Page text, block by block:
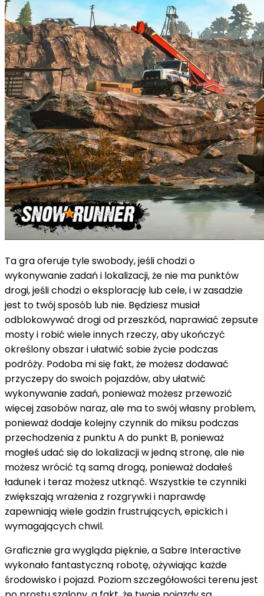
Ta gra oferuje tyle swobody, jeśli chodzi o
wykonywanie zadań i lokalizacji, że nie ma punktów
drogi, jeśli chodzi o eksplorację lub cele, i w zasadzie
jest to twój sposób lub nie. Będziesz musiał
odblokowywać drogi od przeszkód, naprawiać zepsute
mosty i robić wiele innych rzeczy, aby ukończyć
określony obszar i ułatwić sobie życie podczas
podróży. Podoba mi się fakt, że możesz dodawać
przyczepy do swoich pojazdów, aby ułatwić
wykonywanie zadań, ponieważ możesz przewozić
więcej zasobów naraz, ale ma to swój własny problem,
ponieważ dodaje kolejny czynnik do miksu podczas
przechodzenia z punktu A do punkt B, ponieważ
mogłeś udać się do lokalizacji w jedną stronę, ale nie
możesz wrócić tą samą drogą, ponieważ dodałeś
ładunek i teraz możesz utknąć. Wszystkie te czynniki
zwiększają wrażenia z rozgrywki i naprawdę
zapewniają wiele godzin frustrujących, epickich i
wymagających chwil.
Graficznie gra wygląda pięknie, a Sabre Interactive
wykonało fantastyczną robotę, ożywiając każde
środowisko i pojazd. Poziom szczegółowości terenu jest